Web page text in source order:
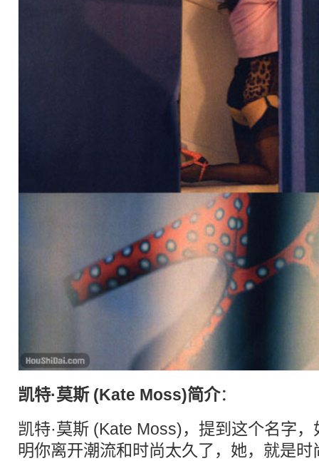
凯特·莫斯 (Kate Moss)简介：
凯特·莫斯 (Kate Moss)，提到这个名字
明你离开潮流和时尚太久了，她，就是时